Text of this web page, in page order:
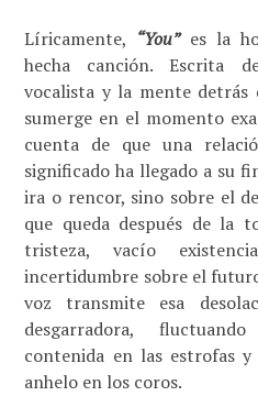
Líricamente, “You”es la
hecha canción. Escrita
vocalista y la mente
sumerge en el momento
cuenta de que una
significado ha llegado a su
ira o rencor, sino sobre el
que queda después de la
tristeza, vacío
incertidumbre sobre el
voz transmite esa
desgarradora,
contenida en las estrofas
anhelo en los coros.